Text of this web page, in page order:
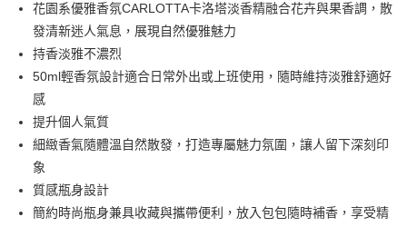
上海商業儲蓄銀行
台北富邦商業銀行
國泰世華商業銀行
兆豐國際商業銀行
臺灣中小企業銀行
匯豐（台灣）商業銀行
華泰商業銀行
聯邦商業銀行
遠東國際商業銀行
元大商業銀行
玉山商業銀行
台新國際商業銀行
中國信託商業銀行
台灣樂天信用卡公司
LINE Pay
Apple Pay
街口支付
Google Pay
大哥付你分期
花園系優雅香氛CARLOTTA卡洛塔淡香精融合花卉與果香調，散
發清新迷人氣息，展現自然優雅魅力
持香淡雅不濃烈
50ml輕香氛設計適合日常外出或上班使用，隨時維持淡雅舒適好
感
提升個人氣質
細緻香氣隨體溫自然散發，打造專屬魅力氛圍，讓人留下深刻印
象
質感瓶身設計
簡約時尚瓶身兼具收藏與攜帶便利，放入包包隨時補香，享受精